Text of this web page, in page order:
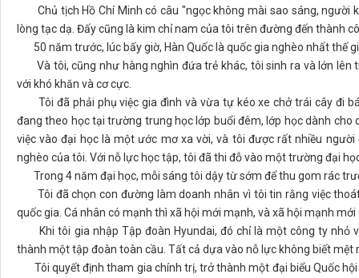
Chủ tịch Hồ Chí Minh có câu "ngọc không mài sao sáng, người
lòng tạc dạ. Đấy cũng là kim chỉ nam của tôi trên đường đến thành
50 năm trước, lúc bấy giờ, Hàn Quốc là quốc gia nghèo nhất thế
Và tôi, cũng như hàng nghìn đứa trẻ khác, tôi sinh ra và lớn lên
với khó khăn và cơ cực.
Tôi đã phải phụ việc gia đình và vừa tự kéo xe chở trái cây đi
đang theo học tại trường trung học lớp buổi đêm, lớp học dành cho
việc vào đại học là một ước mơ xa vời, và tôi được rất nhiều
nghèo của tôi. Với nỗ lực học tập, tôi đã thi đỗ vào một trường đại
Trong 4 năm đại học, mỗi sáng tôi dậy từ sớm để thu gom rác
Tôi đã chọn con đường làm doanh nhân vì tôi tin rằng việc
quốc gia. Cá nhân có mạnh thì xã hội mới mạnh, và xã hội mạnh
Khi tôi gia nhập Tập đoàn Hyundai, đó chỉ là một công ty nhỏ
thành một tập đoàn toàn cầu. Tất cả dựa vào nỗ lực không biết mệt
Tôi quyết định tham gia chính trị, trở thành một đại biểu Quốc